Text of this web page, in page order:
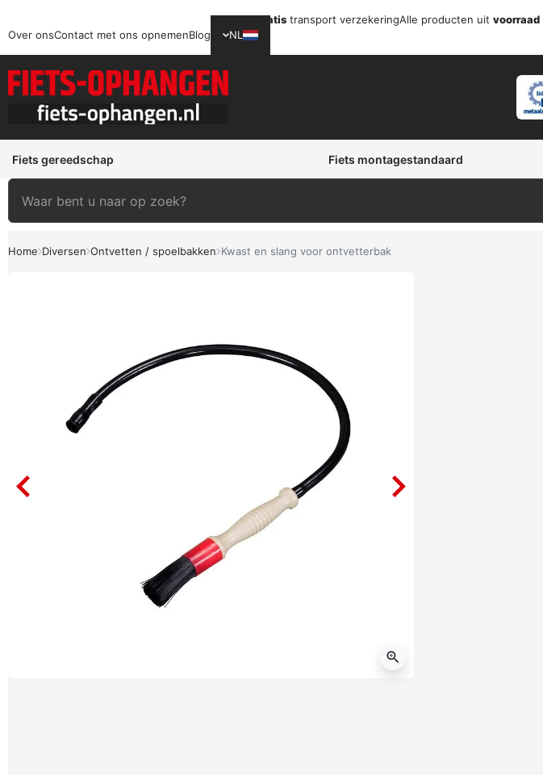
Gratis transport verzekeringAlle producten uit voorraad
Over onsContact met ons opnemenBlog NL
Fiets gereedschap Fiets montagestandaard
Home Diversen Ontvetten / spoelbakken Kwast en slang voor ontvetterbak
zoom_in